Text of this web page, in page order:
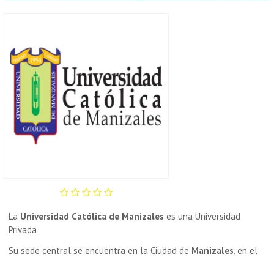
La Universidad Católica de Manizales es una Universidad
Privada
Su sede central se encuentra en la Ciudad de Manizales, en el